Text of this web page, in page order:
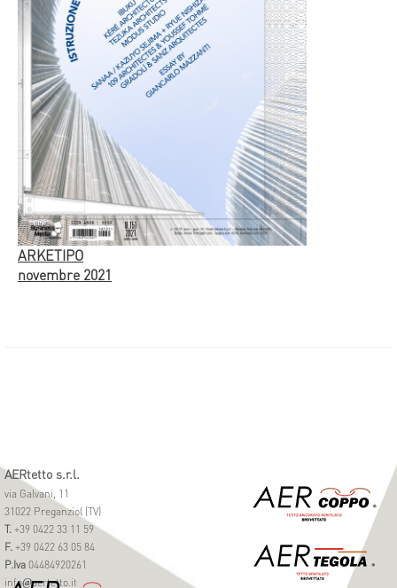
ARKETIPO
novembre 2021
AERtetto s.r.l.
via Galvani, 11
31022 Preganziol (TV)
T. +39 0422 33 11 59
F. +39 0422 63 05 84
P.Iva 04484920261
info@aertetto.it